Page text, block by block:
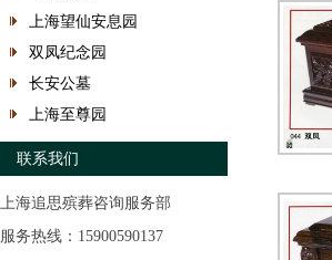
上海望仙安息园
双凤纪念园
长安公墓
上海至尊园
联系我们
上海追思殡葬咨询服务部
服务热线：15900590137